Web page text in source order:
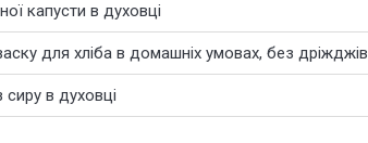
капусти в духовці
для хліба в домашніх умовах, без дріжджів
в духовці